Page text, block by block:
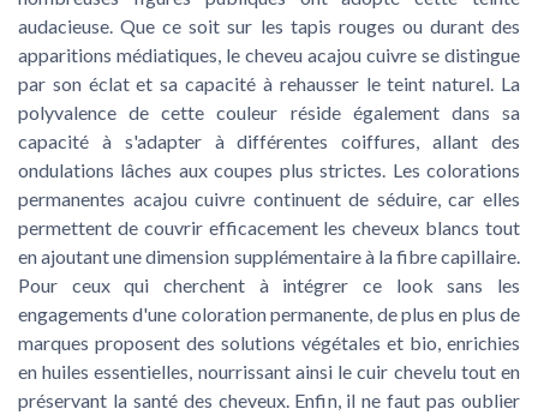
audacieuse. Que ce soit sur les tapis rouges ou durant des
apparitions médiatiques, le cheveu acajou cuivre se distingue
par son éclat et sa capacité à rehausser le teint naturel. La
polyvalence de cette couleur réside également dans sa
capacité à s'adapter à différentes coiffures, allant des
ondulations lâches aux coupes plus strictes. Les colorations
permanentes acajou cuivre continuent de séduire, car elles
permettent de couvrir efficacement les cheveux blancs tout
en ajoutant une dimension supplémentaire à la fibre capillaire.
Pour ceux qui cherchent à intégrer ce look sans les
engagements d'une coloration permanente, de plus en plus de
marques proposent des solutions végétales et bio, enrichies
en huiles essentielles, nourrissant ainsi le cuir chevelu tout en
préservant la santé des cheveux. Enfin, il ne faut pas oublier